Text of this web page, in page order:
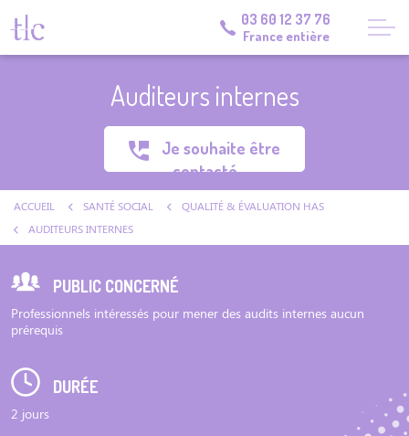
03 60 12 37 76
France entière
Auditeurs internes
Je souhaite être
contacté
ACCUEIL SANTÉ SOCIAL
QUALITÉ & ÉVALUATION HAS
AUDITEURS INTERNES
PUBLIC CONCERNÉ
Professionnels intéressés pour mener des audits internes aucun
prérequis
DURÉE
2 jours